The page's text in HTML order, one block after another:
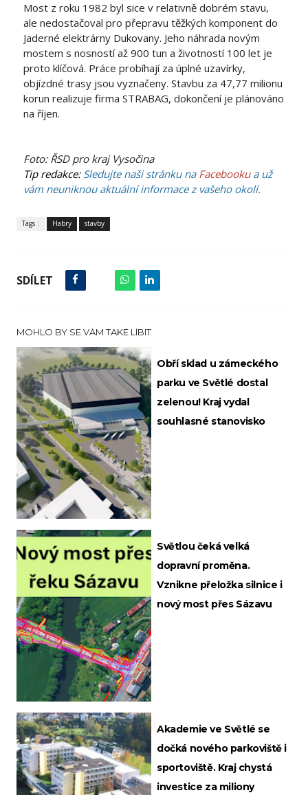
Most z roku 1982 byl sice v relativně dobrém stavu,
ale nedostačoval pro přepravu těžkých komponent do
Jaderné elektrárny Dukovany. Jeho náhrada novým
mostem s nosností až 900 tun a životností 100 let je
proto klíčová. Práce probíhají za úplné uzavírky,
objízdné trasy jsou vyznačeny. Stavbu za 47,77 milionu
korun realizuje firma STRABAG, dokončení je plánováno
na říjen.
Foto: ŘSD pro kraj Vysočina
Tip redakce:Sledujte naši stránku na Facebooku a už
vám neuniknou aktuální informace z vašeho okolí.
Tags : Habry stavby
SDÍLET
MOHLO BY SE VÁM TAKÉ LÍBIT
Obří sklad u zámeckého
parku ve Světlé dostal
zelenou! Kraj vydal
souhlasné stanovisko
Světlou čeká velká
dopravní proměna.
Vznikne přeložka silnice i
nový most přes Sázavu
Akademie ve Světlé se
dočká nového parkoviště i
sportoviště. Kraj chystá
investice za miliony